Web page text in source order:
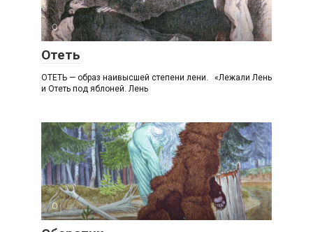
О
Отеть
ОТЕТЬ — образ наивысшей степени лени. «Лежали Лень
и Отеть под яблоней. Лень
О